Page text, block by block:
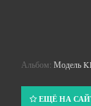
Альбом: Модель
ЕЩЁ НА